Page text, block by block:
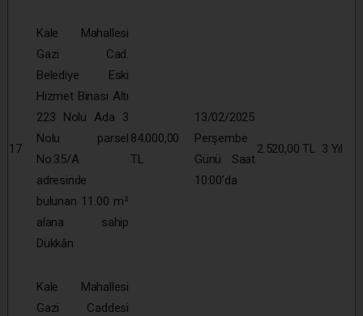
17
Kale Mahallesi
Gazi Cad.
Belediye Eski
Hizmet Binası Altı
223 Nolu Ada 3
Nolu parsel
No:35/A
adresinde
bulunan 11.00 m²
alana sahip
Dükkân
84.000,00
TL
13/02/2025
Perşembe
Günü Saat
10:00’da
2.520,00 TL 3 Yıl
Kale Mahallesi
Gazi Caddesi